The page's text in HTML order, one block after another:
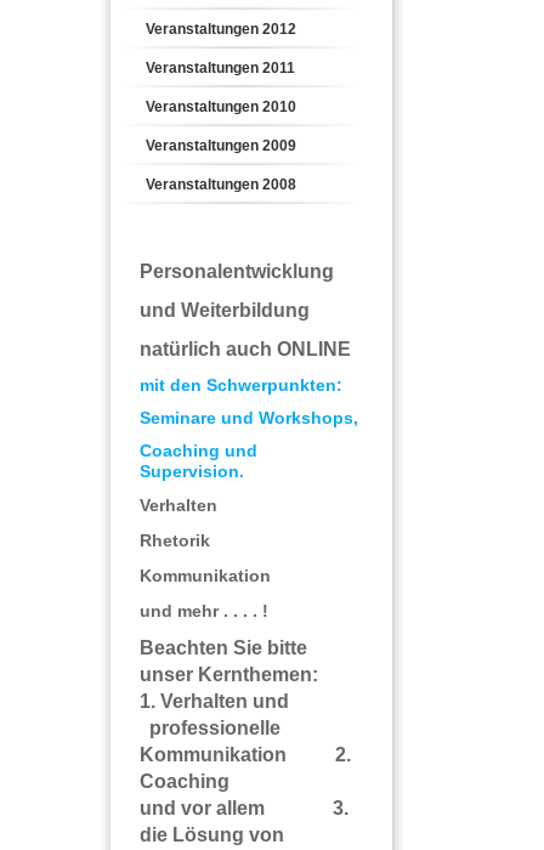
Veranstaltungen 2012
Veranstaltungen 2011
Veranstaltungen 2010
Veranstaltungen 2009
Veranstaltungen 2008
Personalentwicklung
und Weiterbildung
natürlich auch ONLINE
mit den Schwerpunkten:
Seminare und Workshops,
Coaching und
Supervision.
Verhalten
Rhetorik
Kommunikation
und mehr . . . . !
Beachten Sie bitte
unser Kernthemen:
1. Verhalten und
professionelle
Kommunikation 2.
Coaching
und vor allem 3.
die Lösung von